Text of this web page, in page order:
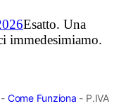
Esatto. Una
immedesimiamo.
Come Funziona - P.IVA